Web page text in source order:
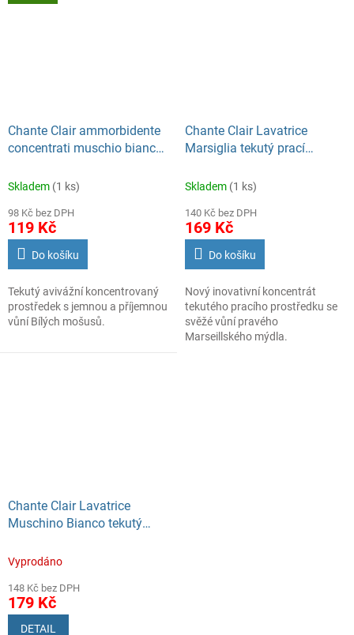
Chante Clair ammorbidente
concentrati muschio bianco
prostředek 1 000 ml
Skladem (1 ks)
98 Kč bez DPH
119 Kč
Do košíku
Tekutý avivážní koncentrovaný
prostředek s jemnou a příjemnou
vůní Bílých mošusů.
Chante Clair Lavatrice
Marsiglia tekutý prací
Skladem (1 ks)
140 Kč bez DPH
169 Kč
Do košíku
Nový inovativní koncentrát
tekutého pracího prostředku se
svěžé vůní pravého
Marseillského mýdla.
Chante Clair Lavatrice
Muschino Bianco tekutý
Vyprodáno
148 Kč bez DPH
179 Kč
DETAIL